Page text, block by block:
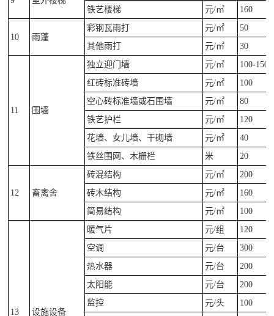
铁艺楼梯
元/㎡ 160
10 雨蓬
彩钢瓦雨打 元/㎡
50
其他雨打
元/㎡ 30
11 围墙
独立迎门墙 元/㎡
100-150
红砖标准砖墙
元/㎡
100
空心砖标准墙或石围墙
元/㎡
80
铁艺护栏
元/㎡
120
花墙、女儿墙、干砌墙
元/㎡
40
铁丝围网、木栅栏
米 20
12 畜禽舍
砖混结构 元/㎡
200
砖木结构
元/㎡
160
简易结构
元/㎡ 100
13 设施设备
暖气片 元/组
120
空调
元/台
300
热水器
元/台
200
太阳能
元/台
200
监控
元/头 100